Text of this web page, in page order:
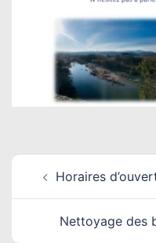
Navigation
d’article
Horaires
Nettoyage des